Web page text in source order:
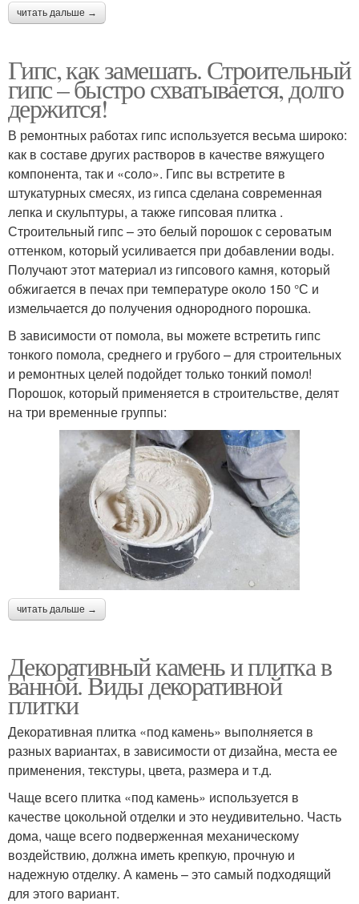
читать дальше →
Гипс, как замешать. Строительный
гипс – быстро схватывается, долго
держится!
В ремонтных работах гипс используется весьма широко:
как в составе других растворов в качестве вяжущего
компонента, так и «соло». Гипс вы встретите в
штукатурных смесях, из гипса сделана современная
лепка и скульптуры, а также гипсовая плитка .
Строительный гипс – это белый порошок с сероватым
оттенком, который усиливается при добавлении воды.
Получают этот материал из гипсового камня, который
обжигается в печах при температуре около 150 °С и
измельчается до получения однородного порошка.
В зависимости от помола, вы можете встретить гипс
тонкого помола, среднего и грубого – для строительных
и ремонтных целей подойдет только тонкий помол!
Порошок, который применяется в строительстве, делят
на три временные группы:
читать дальше →
Декоративный камень и плитка в
ванной. Виды декоративной
плитки
Декоративная плитка «под камень» выполняется в
разных вариантах, в зависимости от дизайна, места ее
применения, текстуры, цвета, размера и т.д.
Чаще всего плитка «под камень» используется в
качестве цокольной отделки и это неудивительно. Часть
дома, чаще всего подверженная механическому
воздействию, должна иметь крепкую, прочную и
надежную отделку. А камень – это самый подходящий
для этого вариант.